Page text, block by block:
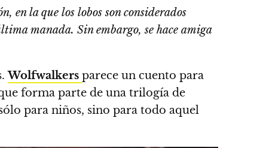
en la que los lobos son considerados
manada. Sin embargo, se hace amiga
Wolfwalkers parece un cuento para
forma parte de una trilogía de
para niños, sino para todo aquel